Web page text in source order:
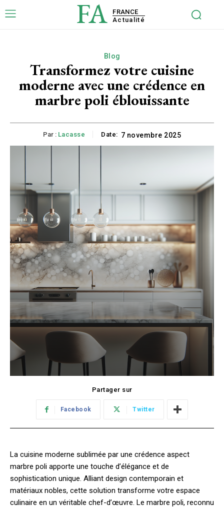
FA
FRANCE
Actualité
Blog
Transformez votre cuisine
moderne avec une crédence en
marbre poli éblouissante
Par : Lacasse Date: 7 novembre 2025
Partager sur
Facebook Twitter
La cuisine moderne sublimée par une crédence aspect
marbre poli apporte une touche d’élégance et de
sophistication unique. Alliant design contemporain et
matériaux nobles, cette solution transforme votre espace
culinaire en un véritable chef-d’œuvre. Le marbre poli, reconnu